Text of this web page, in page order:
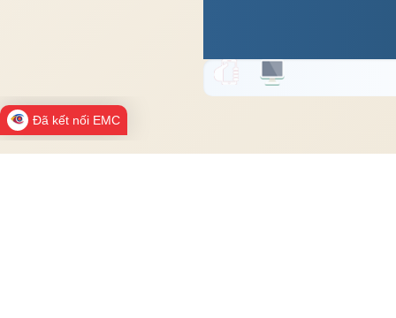
Đã kết nối EMC